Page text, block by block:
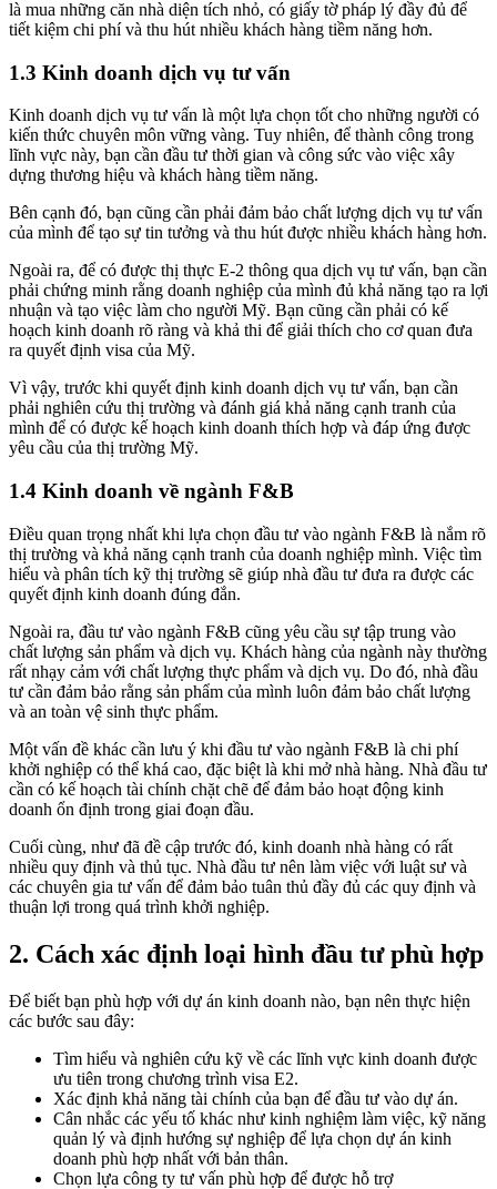
là mua những căn nhà diện tích nhỏ, có giấy tờ pháp lý đầy đủ để
tiết kiệm chi phí và thu hút nhiều khách hàng tiềm năng hơn.
1.3 Kinh doanh dịch vụ tư vấn
Kinh doanh dịch vụ tư vấn là một lựa chọn tốt cho những người có
kiến thức chuyên môn vững vàng. Tuy nhiên, để thành công trong
lĩnh vực này, bạn cần đầu tư thời gian và công sức vào việc xây
dựng thương hiệu và khách hàng tiềm năng.
Bên cạnh đó, bạn cũng cần phải đảm bảo chất lượng dịch vụ tư vấn
của mình để tạo sự tin tưởng và thu hút được nhiều khách hàng hơn.
Ngoài ra, để có được thị thực E-2 thông qua dịch vụ tư vấn, bạn cần
phải chứng minh rằng doanh nghiệp của mình đủ khả năng tạo ra lợi
nhuận và tạo việc làm cho người Mỹ. Bạn cũng cần phải có kế
hoạch kinh doanh rõ ràng và khả thi để giải thích cho cơ quan đưa
ra quyết định visa của Mỹ.
Vì vậy, trước khi quyết định kinh doanh dịch vụ tư vấn, bạn cần
phải nghiên cứu thị trường và đánh giá khả năng cạnh tranh của
mình để có được kế hoạch kinh doanh thích hợp và đáp ứng được
yêu cầu của thị trường Mỹ.
1.4 Kinh doanh về ngành F&B
Điều quan trọng nhất khi lựa chọn đầu tư vào ngành F&B là nắm rõ
thị trường và khả năng cạnh tranh của doanh nghiệp mình. Việc tìm
hiểu và phân tích kỹ thị trường sẽ giúp nhà đầu tư đưa ra được các
quyết định kinh doanh đúng đắn.
Ngoài ra, đầu tư vào ngành F&B cũng yêu cầu sự tập trung vào
chất lượng sản phẩm và dịch vụ. Khách hàng của ngành này thường
rất nhạy cảm với chất lượng thực phẩm và dịch vụ. Do đó, nhà đầu
tư cần đảm bảo rằng sản phẩm của mình luôn đảm bảo chất lượng
và an toàn vệ sinh thực phẩm.
Một vấn đề khác cần lưu ý khi đầu tư vào ngành F&B là chi phí
khởi nghiệp có thể khá cao, đặc biệt là khi mở nhà hàng. Nhà đầu tư
cần có kế hoạch tài chính chặt chẽ để đảm bảo hoạt động kinh
doanh ổn định trong giai đoạn đầu.
Cuối cùng, như đã đề cập trước đó, kinh doanh nhà hàng có rất
nhiều quy định và thủ tục. Nhà đầu tư nên làm việc với luật sư và
các chuyên gia tư vấn để đảm bảo tuân thủ đầy đủ các quy định và
thuận lợi trong quá trình khởi nghiệp.
2. Cách xác định loại hình đầu tư phù hợp
Để biết bạn phù hợp với dự án kinh doanh nào, bạn nên thực hiện
các bước sau đây:
Tìm hiểu và nghiên cứu kỹ về các lĩnh vực kinh doanh được
ưu tiên trong chương trình visa E2.
Xác định khả năng tài chính của bạn để đầu tư vào dự án.
Cân nhắc các yếu tố khác như kinh nghiệm làm việc, kỹ năng
quản lý và định hướng sự nghiệp để lựa chọn dự án kinh
doanh phù hợp nhất với bản thân.
Chọn lựa công ty tư vấn phù hợp để được hỗ trợ